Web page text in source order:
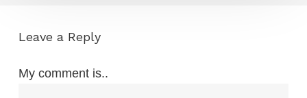
Leave a Reply
My comment is..